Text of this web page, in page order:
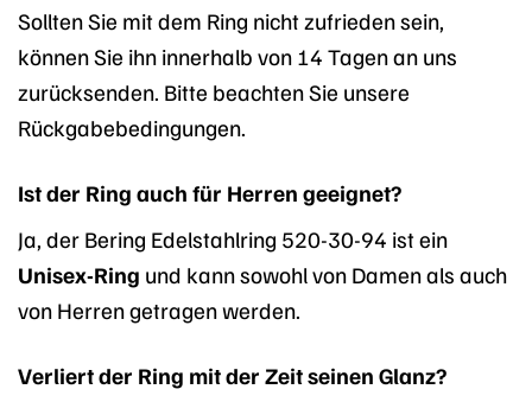
Sollten Sie mit dem Ring nicht zufrieden sein,
können Sie ihn innerhalb von 14 Tagen an uns
zurücksenden. Bitte beachten Sie unsere
Rückgabebedingungen.
Ist der Ring auch für Herren geeignet?
Ja, der Bering Edelstahlring 520-30-94 ist ein
Unisex-Ring und kann sowohl von Damen als auch
von Herren getragen werden.
Verliert der Ring mit der Zeit seinen Glanz?